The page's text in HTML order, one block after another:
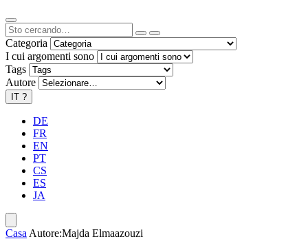
Categoria
I cui argomenti sono
Tags
Autore
IT ?
DE
FR
EN
PT
CS
ES
JA
Casa Autore:Majda Elmaazouzi